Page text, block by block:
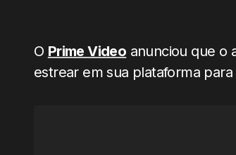
O Prime Video anunciou que o
estrear em sua plataforma para